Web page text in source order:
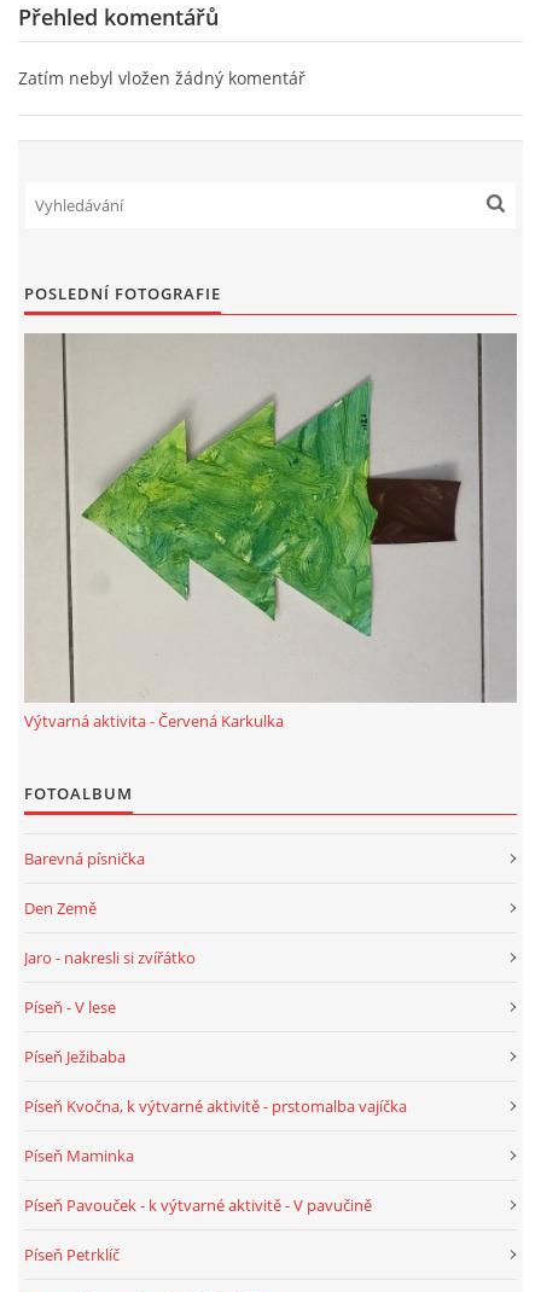
ŠABLONY
DOPORUČUJI
POLYTECHNICKÉ ČINNOSTI
PORTFÓLIO DÍTĚTE
MOTIVAČNÍ CITÁTY PRO UČITELE
POKUSY
POZITIVNÍ AFIRMACE PRO DĚTI
PSYCHOHYGIENA PRO UČITELKY
UČITELSKÁ SEBEREFLEXE
DĚTSKÝ SMUTEK
CO BY MĚLO DÍTĚ ZVLÁDNOUT PŘED VSTUPEM DO ZŠ
Přehled komentářů
Zatím nebyl vložen žádný komentář
POSLEDNÍ FOTOGRAFIE
Výtvarná aktivita - Červená Karkulka
FOTOALBUM
Barevná písnička
Den Země
Jaro - nakresli si zvířátko
Píseň - V lese
Píseň Ježibaba
Píseň Kvočna, k výtvarné aktivitě - prstomalba vajíčka
Píseň Maminka
Píseň Pavouček - k výtvarné aktivitě - V pavučině
Píseň Petrklíč